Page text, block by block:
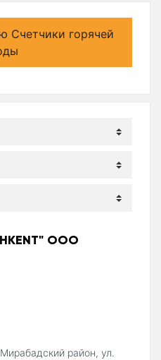
Счетчики горячей
ООО
район, ул.